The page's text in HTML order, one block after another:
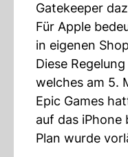
Gatekeeper
Für Apple
in eigenen
Diese
welches am 5.
Epic Games
auf das iPhone
Plan wurde